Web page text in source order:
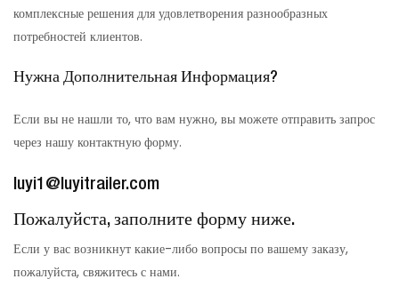
комплексные решения для удовлетворения разнообразных
потребностей клиентов.
Нужна Дополнительная Информация?
Если вы не нашли то, что вам нужно, вы можете отправить запрос
через нашу контактную форму.
luyi1@luyitrailer.com
Пожалуйста, заполните форму ниже.
Если у вас возникнут какие-либо вопросы по вашему заказу,
пожалуйста, свяжитесь с нами.